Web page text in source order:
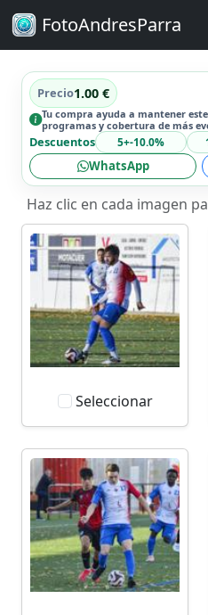
FotoAndresParra
Precio1.00 €
Tu compra ayuda a mantener
programas y cobertura de más
Descuentos 5+-10.0%
WhatsApp
Haz clic en cada imagen
Seleccionar